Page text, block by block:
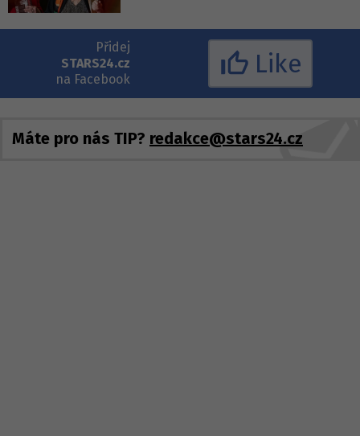
Přidej
STARS24.cz
na Facebook
Like
Máte pro nás TIP? redakce@stars24.cz